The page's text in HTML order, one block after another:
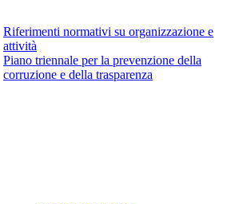
Riferimenti normativi su organizzazione e
attività
Piano triennale per la prevenzione della
corruzione e della trasparenza